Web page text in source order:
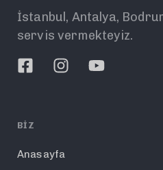
İstanbul, Antalya,
servis vermekteyiz.
BIZ
Anasayfa